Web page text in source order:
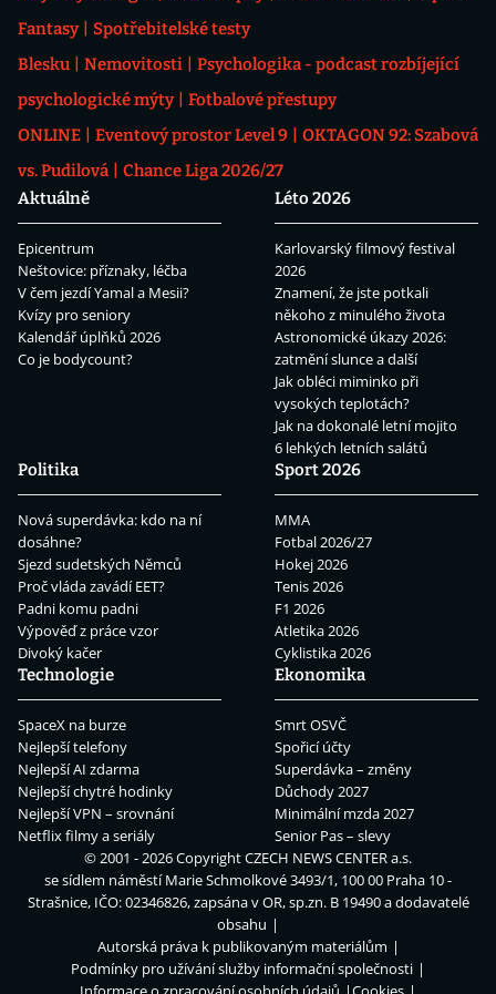
Fantasy
Spotřebitelské testy
Blesku
Nemovitosti
Psychologika - podcast rozbíjející
psychologické mýty
Fotbalové přestupy
ONLINE
Eventový prostor Level 9
OKTAGON 92: Szabová
vs. Pudilová
Chance Liga 2026/27
Aktuálně
Epicentrum
Neštovice: příznaky, léčba
V čem jezdí Yamal a Mesii?
Kvízy pro seniory
Kalendář úplňků 2026
Co je bodycount?
Léto 2026
Karlovarský filmový festival
2026
Znamení, že jste potkali
někoho z minulého života
Astronomické úkazy 2026:
zatmění slunce a další
Jak obléci miminko při
vysokých teplotách?
Jak na dokonalé letní mojito
6 lehkých letních salátů
Politika
Nová superdávka: kdo na ní
dosáhne?
Sjezd sudetských Němců
Proč vláda zavádí EET?
Padni komu padni
Výpověď z práce vzor
Divoký kačer
Sport 2026
MMA
Fotbal 2026/27
Hokej 2026
Tenis 2026
F1 2026
Atletika 2026
Cyklistika 2026
Technologie
SpaceX na burze
Nejlepší telefony
Nejlepší AI zdarma
Nejlepší chytré hodinky
Nejlepší VPN – srovnání
Netflix filmy a seriály
Ekonomika
Smrt OSVČ
Spořicí účty
Superdávka – změny
Důchody 2027
Minimální mzda 2027
Senior Pas – slevy
© 2001 - 2026 CopyrightCZECH NEWS CENTER a.s.
se sídlem náměstí Marie Schmolkové 3493/1, 100 00 Praha 10 -
Strašnice, IČO: 02346826, zapsána v OR, sp.zn. B 19490 a dodavatelé
obsahu
Autorská práva k publikovaným materiálům
Podmínky pro užívání služby informační společnosti